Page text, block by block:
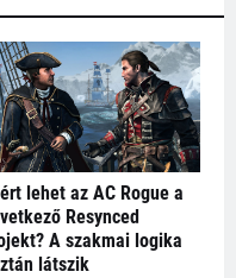
lehet az AC Rogue a
Resynced
A szakmai logika
látszik